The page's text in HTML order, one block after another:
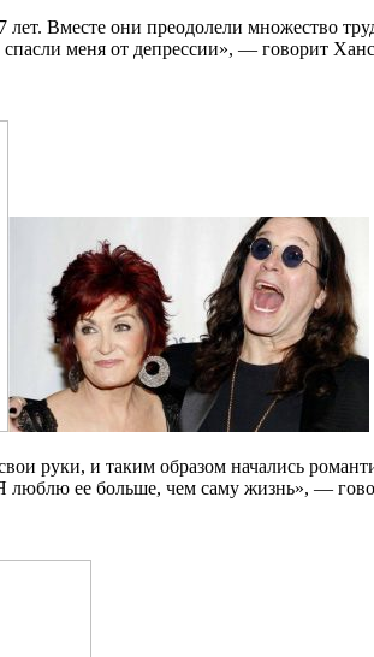
Вместе они преодолели множество
меня от депрессии», — говорит
руки, и таким образом начались
люблю ее больше, чем саму жизнь», —